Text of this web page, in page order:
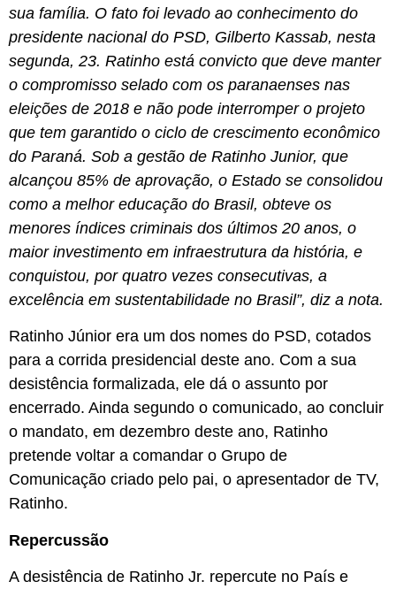
sua família. O fato foi levado ao conhecimento do
presidente nacional do PSD, Gilberto Kassab, nesta
segunda, 23. Ratinho está convicto que deve manter
o compromisso selado com os paranaenses nas
eleições de 2018 e não pode interromper o projeto
que tem garantido o ciclo de crescimento econômico
do Paraná. Sob a gestão de Ratinho Junior, que
alcançou 85% de aprovação, o Estado se consolidou
como a melhor educação do Brasil, obteve os
menores índices criminais dos últimos 20 anos, o
maior investimento em infraestrutura da história, e
conquistou, por quatro vezes consecutivas, a
excelência em sustentabilidade no Brasil”, diz a nota.
Ratinho Júnior era um dos nomes do PSD, cotados
para a corrida presidencial deste ano. Com a sua
desistência formalizada, ele dá o assunto por
encerrado. Ainda segundo o comunicado, ao concluir
o mandato, em dezembro deste ano, Ratinho
pretende voltar a comandar o Grupo de
Comunicação criado pelo pai, o apresentador de TV,
Ratinho.
Repercussão
A desistência de Ratinho Jr. repercute no País e